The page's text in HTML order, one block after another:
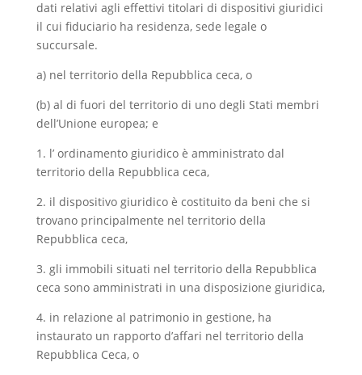
dati relativi agli effettivi titolari di dispositivi giuridici
il cui fiduciario ha residenza, sede legale o
succursale.
a) nel territorio della Repubblica ceca, o
(b) al di fuori del territorio di uno degli Stati membri
dell’Unione europea; e
1. l’ ordinamento giuridico è amministrato dal
territorio della Repubblica ceca,
2. il dispositivo giuridico è costituito da beni che si
trovano principalmente nel territorio della
Repubblica ceca,
3. gli immobili situati nel territorio della Repubblica
ceca sono amministrati in una disposizione giuridica,
4. in relazione al patrimonio in gestione, ha
instaurato un rapporto d’affari nel territorio della
Repubblica Ceca, o